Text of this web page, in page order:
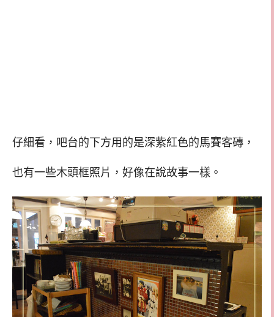
仔細看，吧台的下方用的是深紫紅色的馬賽客磚，
也有一些木頭框照片，好像在說故事一樣。